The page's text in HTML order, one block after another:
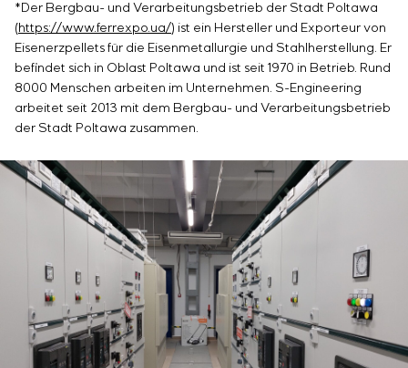
*Der Bergbau- und Verarbeitungsbetrieb der Stadt Poltawa
(https://www.ferrexpo.ua/) ist ein Hersteller und Exporteur von
Eisenerzpellets für die Eisenmetallurgie und Stahlherstellung. Er
befindet sich in Oblast Poltawa und ist seit 1970 in Betrieb. Rund
8000 Menschen arbeiten im Unternehmen. S-Engineering
arbeitet seit 2013 mit dem Bergbau- und Verarbeitungsbetrieb
der Stadt Poltawa zusammen.